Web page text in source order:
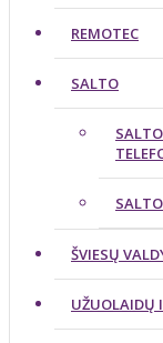
REMOTEC
SALTO
ŠVIESŲ
UŽUOLAIDŲ